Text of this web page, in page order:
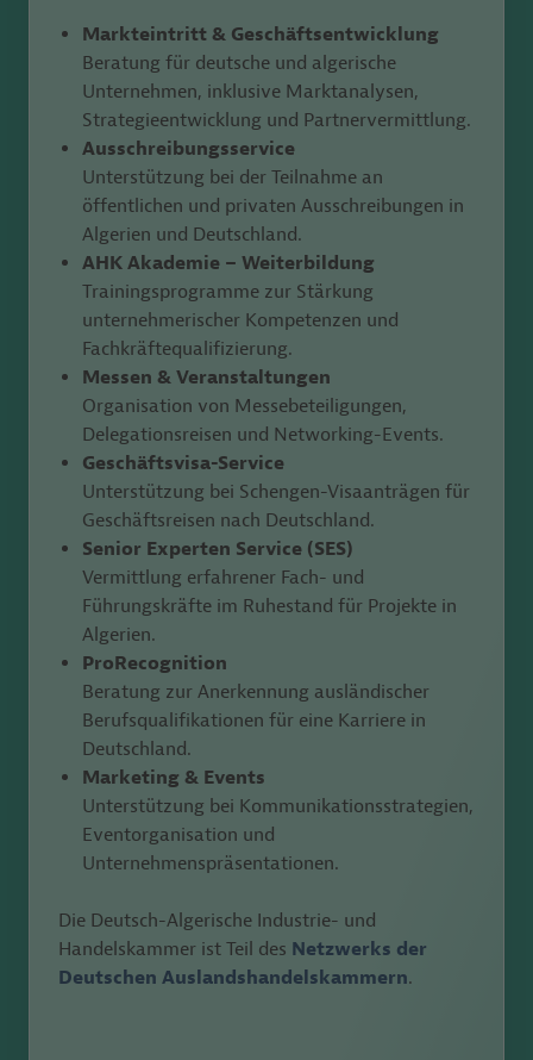
Markteintritt & Geschäftsentwicklung
Beratung für deutsche und algerische
Unternehmen, inklusive Marktanalysen,
Strategieentwicklung und Partnervermittlung.
Ausschreibungsservice
Unterstützung bei der Teilnahme an
öffentlichen und privaten Ausschreibungen in
Algerien und Deutschland.
AHK Akademie – Weiterbildung
Trainingsprogramme zur Stärkung
unternehmerischer Kompetenzen und
Fachkräftequalifizierung.
Messen & Veranstaltungen
Organisation von Messebeteiligungen,
Delegationsreisen und Networking-Events.
Geschäftsvisa-Service
Unterstützung bei Schengen-Visaanträgen für
Geschäftsreisen nach Deutschland.
Senior Experten Service (SES)
Vermittlung erfahrener Fach- und
Führungskräfte im Ruhestand für Projekte in
Algerien.
ProRecognition
Beratung zur Anerkennung ausländischer
Berufsqualifikationen für eine Karriere in
Deutschland.
Marketing & Events
Unterstützung bei Kommunikationsstrategien,
Eventorganisation und
Unternehmenspräsentationen.
Die Deutsch-Algerische Industrie- und
Handelskammer ist Teil des Netzwerks der
Deutschen Auslandshandelskammern.